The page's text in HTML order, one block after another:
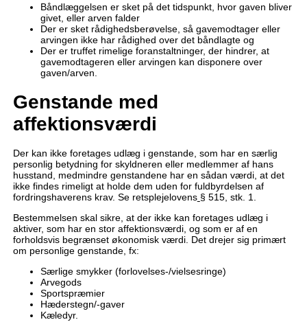
Båndlæggelsen er sket på det tidspunkt, hvor gaven bliver
givet, eller arven falder
Der er sket rådighedsberøvelse, så gavemodtager eller
arvingen ikke har rådighed over det båndlagte og
Der er truffet rimelige foranstaltninger, der hindrer, at
gavemodtageren eller arvingen kan disponere over
gaven/arven.
Genstande med
affektionsværdi
Der kan ikke foretages udlæg i genstande, som har en særlig
personlig betydning for skyldneren eller medlemmer af hans
husstand, medmindre genstandene har en sådan værdi, at det
ikke findes rimeligt at holde dem uden for fuldbyrdelsen af
fordringshaverens krav. Se retsplejelovens § 515, stk. 1.
Bestemmelsen skal sikre, at der ikke kan foretages udlæg i
aktiver, som har en stor affektionsværdi, og som er af en
forholdsvis begrænset økonomisk værdi. Det drejer sig primært
om personlige genstande, fx:
Særlige smykker (forlovelses-/vielsesringe)
Arvegods
Sportspræmier
Hæderstegn/-gaver
Kæledyr.